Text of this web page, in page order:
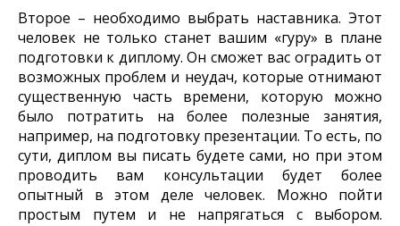
Второе – необходимо выбрать наставника. Этот
человек не только станет вашим «гуру» в плане
подготовки к диплому. Он сможет вас оградить от
возможных проблем и неудач, которые отнимают
существенную часть времени, которую можно
было потратить на более полезные занятия,
например, на подготовку презентации. То есть, по
сути, диплом вы писать будете сами, но при этом
проводить вам консультации будет более
опытный в этом деле человек. Можно пойти
простым путем и не напрягаться с выбором.